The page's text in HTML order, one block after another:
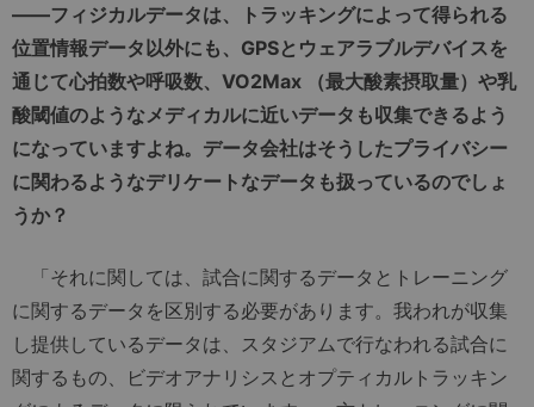
――フィジカルデータは、トラッキングによって得られる
位置情報データ以外にも、 GPSとウェアラブルデバイスを
通じて心拍数や呼吸数、 VO2Max
（最大酸素摂取量）や乳
酸閾値のようなメディカルに近いデータも収集できるよう
になっていますよね。データ会社はそうしたプライバシー
に関わるようなデリケートなデータも扱っているのでしょ
うか？
「それに関しては、試合に関するデータとトレーニング
に関するデータを区別する必要があります。我われが収集
し提供しているデータは、スタジアムで行なわれる試合に
関するもの、ビデオアナリシスとオプティカルトラッキン